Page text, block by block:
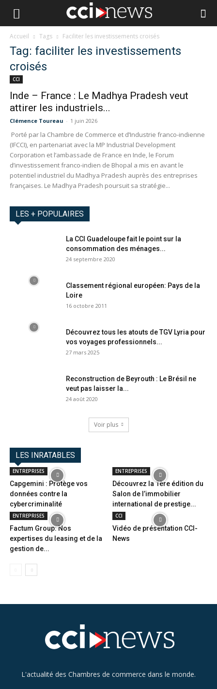
Accueil Tags Faciliter les investissements croisés
Tag: faciliter les investissements
croisés
CCI
Inde – France : Le Madhya Pradesh veut
attirer les industriels...
Clémence Toureau - 1 juin 2026
Porté par la Chambre de Commerce et d’Industrie franco-indienne
(IFCCI), en partenariat avec la MP Industrial Development
Corporation et l’ambassade de France en Inde, le Forum
d’investissement franco-indien de Bhopal a mis en avant le
potentiel industriel du Madhya Pradesh auprès des entreprises
françaises. Le Madhya Pradesh poursuit sa stratégie...
LES + POPULAIRES
La CCI Guadeloupe fait le point sur la
consommation des ménages...
24 septembre 2020
Classement régional européen: Pays de la
Loire
16 octobre 2011
Découvrez tous les atouts de TGV Lyria pour
vos voyages professionnels...
27 mars 2025
Reconstruction de Beyrouth : Le Brésil ne
veut pas laisser la...
24 août 2020
Voir plus
LES INRATABLES
ENTREPRISES
Capgemini : Protège vos
données contre la
cybercriminalité
ENTREPRISES
Découvrez la 1ère édition du
Salon de l’immobilier
international de prestige...
ENTREPRISES
Factum Group: Nos
expertises du leasing et de la
gestion de...
CCI
Vidéo de présentation CCI-
News
L'actualité des Chambres de commerce dans le monde.